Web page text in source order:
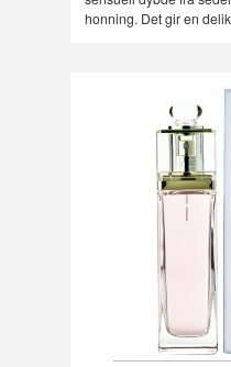
honning. Det gir en